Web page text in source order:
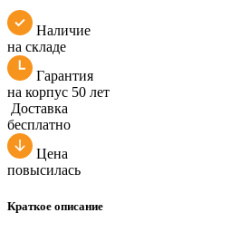
Наличие
на складе
Гарантия
на корпус 50 лет
Доставка
бесплатно
Цена
повысилась
Краткое описание